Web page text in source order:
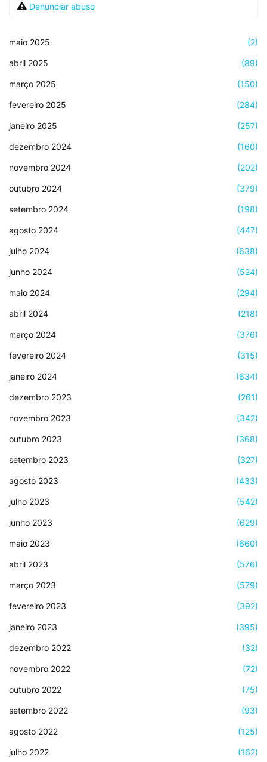
Denunciar abuso
maio 2025 (2)
abril 2025 (89)
março 2025 (150)
fevereiro 2025 (284)
janeiro 2025 (257)
dezembro 2024 (160)
novembro 2024 (202)
outubro 2024 (379)
setembro 2024 (198)
agosto 2024 (447)
julho 2024 (638)
junho 2024 (524)
maio 2024 (294)
abril 2024 (218)
março 2024 (376)
fevereiro 2024 (315)
janeiro 2024 (634)
dezembro 2023 (261)
novembro 2023 (342)
outubro 2023 (368)
setembro 2023 (327)
agosto 2023 (433)
julho 2023 (542)
junho 2023 (629)
maio 2023 (660)
abril 2023 (576)
março 2023 (579)
fevereiro 2023 (392)
janeiro 2023 (395)
dezembro 2022 (32)
novembro 2022 (72)
outubro 2022 (75)
setembro 2022 (93)
agosto 2022 (125)
julho 2022 (162)